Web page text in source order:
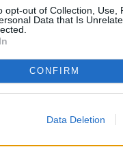
opt-out of Collection, Use,
Data that Is
CONFIRM
Data Deletion
με επτά
σε δύο
περίπου 20
τον ανταγωνιστικό
– Διαβατά και